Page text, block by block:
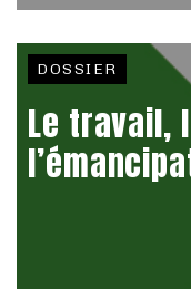
DOSSIER
Le travail,